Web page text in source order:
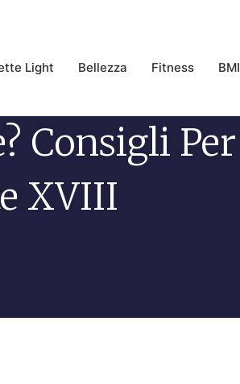
Light Bellezza Fitness BMI
Consigli Per
XVIII